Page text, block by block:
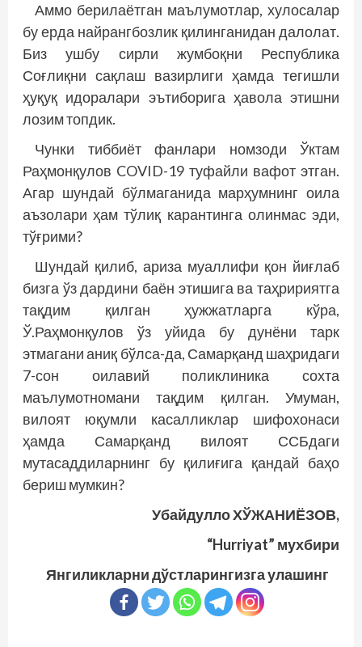
Аммо берилаётган маълумотлар, хулосалар
бу ерда найрангбозлик қилинганидан далолат.
Биз ушбу сирли жумбоқни Республика
Соғлиқни сақлаш вазирлиги ҳамда тегишли
ҳуқуқ идоралари эътиборига ҳавола этишни
лозим топдик.
Чунки тиббиёт фанлари номзоди Ўктам
Раҳмонқулов COVID-19 туфайли вафот этган.
Агар шундай бўлмаганида марҳумнинг оила
аъзолари ҳам тўлиқ карантинга олинмас эди,
тўғрими?
Шундай қилиб, ариза муаллифи қон йиғлаб
бизга ўз дардини баён этишига ва таҳририятга
тақдим қилган ҳужжатларга кўра,
Ў.Раҳмонқулов ўз уйида бу дунёни тарк
этмагани аниқ бўлса-да, Самарқанд шаҳридаги
7-сон оилавий полик­линика сох­­та
маълумотномани тақдим қилган. Умуман,
вилоят юқумли касалликлар шифохонаси
ҳамда Самарқанд вилоят ССБдаги
мутасаддиларнинг бу қилиғига қандай баҳо
бериш мумкин?
Убайдулло ХЎЖАНИЁЗОВ,
“Hurriyat” мухбири
Янгиликларни дўстларингизга улашинг